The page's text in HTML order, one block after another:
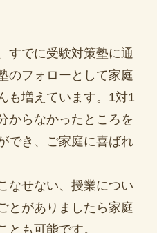
すでに受験対策塾に通
のフォローとして家庭
も増えています。1対1
からなかったところを
でき、ご家庭に喜ばれ
なせない、授業につい
とがありましたら家庭
とも可能です。